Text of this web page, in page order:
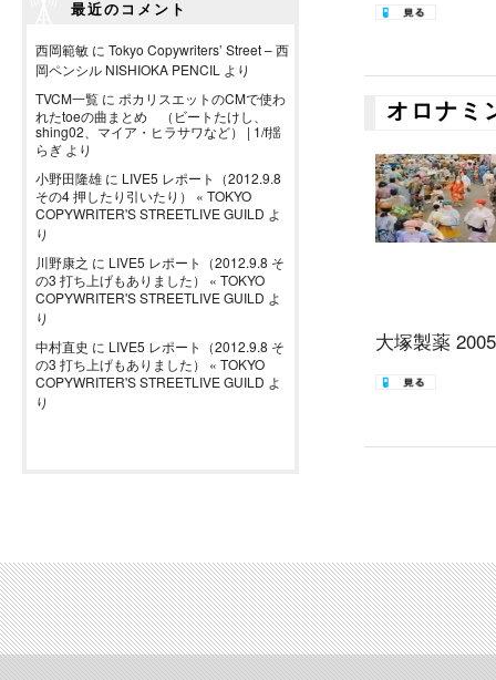
最近のコメント
西岡範敏 に Tokyo Copywriters’ Street – 西
岡ペンシル NISHIOKA PENCIL より
TVCM一覧 に ポカリスエットのCMで使わ
れたtoeの曲まとめ （ビートたけし、
shing02、マイア・ヒラサワなど） | 1/f揺
らぎ より
小野田隆雄 に LIVE5 レポート（2012.9.8
その4 押したり引いたり） « TOKYO
COPYWRITER'S STREETLIVE GUILD よ
り
川野康之 に LIVE5 レポート（2012.9.8 そ
の3 打ち上げもありました） « TOKYO
COPYWRITER'S STREETLIVE GUILD よ
り
中村直史 に LIVE5 レポート（2012.9.8 そ
の3 打ち上げもありました） « TOKYO
COPYWRITER'S STREETLIVE GUILD よ
り
オロナミ
大塚製薬